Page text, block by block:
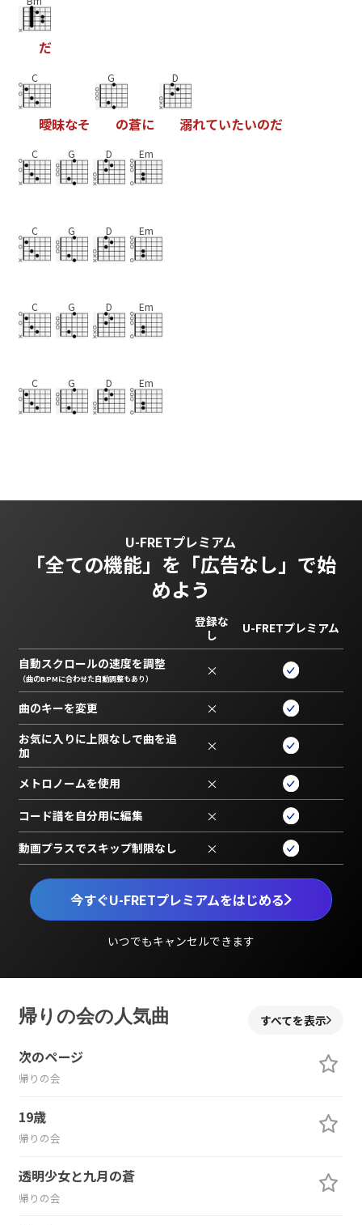
だ
C
曖昧なそ
G
の蒼に
D
溺れていたいのだ
C G D Em
C G D Em
C G D Em
C G D Em
U-FRETプレミアム
「全ての機能」を 「広告なし」で始
めよう
今すぐU-FRETプレミアムをはじめる
いつでもキャンセルできます
登録な
し
U-FRETプレミアム
自動スクロールの速度を調整
（曲のBPMに合わせた自動調整もあり） ×
曲のキーを変更 ×
お気に入りに上限なしで曲を追
加
×
メトロノームを使用 ×
コード譜を自分用に編集 ×
動画プラスでスキップ制限なし ×
帰りの会の人気曲 すべてを表示
次のページ
帰りの会
19歳
帰りの会
透明少女と九月の蒼
帰りの会